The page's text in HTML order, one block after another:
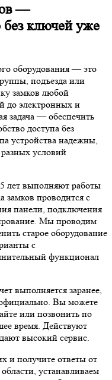
—
без ключей уже
оборудования — это
подъезда или
замков любой
до электронных и
задача — обеспечить
доступа без
устройства надежны,
условий
лет выполняют работы
замков проводится с
панели, подключения
Мы проводим
старое оборудование
с
функционал
выполняется заранее,
Вы можете
или позвонить по
время. Действуют
высокий сервис.
и получите ответы от
устанавливаем